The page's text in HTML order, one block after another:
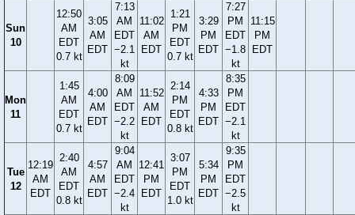
Sun
10
12:50
AM
EDT
0.7 kt
3:05
AM
EDT
7:13
AM
EDT
−2.1
kt
11:02
AM
EDT
1:21
PM
EDT
0.7 kt
3:29
PM
EDT
7:27
PM
EDT
−1.8
kt
11:15
PM
EDT
Mon
11
1:45
AM
EDT
0.7 kt
4:00
AM
EDT
8:09
AM
EDT
−2.2
kt
11:52
AM
EDT
2:14
PM
EDT
0.8 kt
4:33
PM
EDT
8:35
PM
EDT
−2.1
kt
Tue
12
12:19
AM
EDT
2:40
AM
EDT
0.8 kt
4:57
AM
EDT
9:04
AM
EDT
−2.4
kt
12:41
PM
EDT
3:07
PM
EDT
1.0 kt
5:34
PM
EDT
9:35
PM
EDT
−2.5
kt